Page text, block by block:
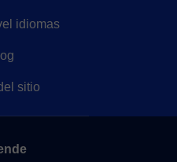
idiomas
sitio